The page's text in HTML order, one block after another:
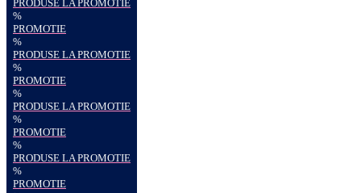
PRODUSE LA PROMOTIE
%
PROMOTIE
%
PRODUSE LA PROMOTIE
%
PROMOTIE
%
PRODUSE LA PROMOTIE
%
PROMOTIE
%
PRODUSE LA PROMOTIE
%
PROMOTIE